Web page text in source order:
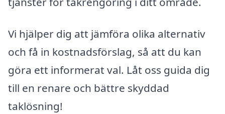
Vi hjälper dig att jämföra olika alternativ
och få in kostnadsförslag, så att du kan
göra ett informerat val. Låt oss guida dig
till en renare och bättre skyddad
taklösning!